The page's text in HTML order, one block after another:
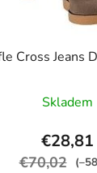
Cross Jeans
Skladem
€28,81
€70,02